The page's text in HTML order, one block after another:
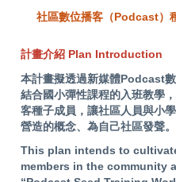
社區數位播客（Podcast）
計畫介紹 Plan Introduction
本計畫擬透過新媒體Podcast
結合國小彈性課程的入班教學
客種子成員，讓社區人員與小
營造的概念、為自己社區發聲。
This plan intends to
members in the community